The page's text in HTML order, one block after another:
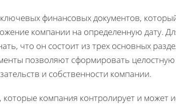
финансовых документов,
компании на определенную дату.
что он состоит из трех основных
позволяют сформировать целостную
и собственности компании.
компания контролирует и может